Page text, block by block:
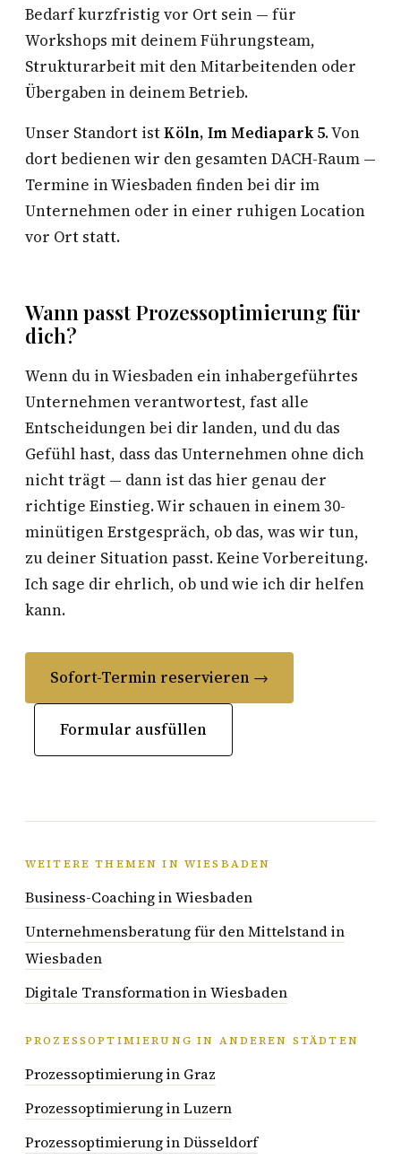
Bedarf kurzfristig vor Ort sein — für
Workshops mit deinem Führungsteam,
Strukturarbeit mit den Mitarbeitenden oder
Übergaben in deinem Betrieb.
Unser Standort istKöln, Im Mediapark 5. Von
dort bedienen wir den gesamten DACH-Raum —
Termine in Wiesbaden finden bei dir im
Unternehmen oder in einer ruhigen Location
vor Ort statt.
Wann passt Prozessoptimierung für
dich?
Wenn du in Wiesbaden ein inhabergeführtes
Unternehmen verantwortest, fast alle
Entscheidungen bei dir landen, und du das
Gefühl hast, dass das Unternehmen ohne dich
nicht trägt — dann ist das hier genau der
richtige Einstieg. Wir schauen in einem 30-
minütigen Erstgespräch, ob das, was wir tun,
zu deiner Situation passt. Keine Vorbereitung.
Ich sage dir ehrlich, ob und wie ich dir helfen
kann.
Sofort-Termin reservieren →
Formular ausfüllen
WEITERE THEMEN IN WIESBADEN
Business-Coaching in Wiesbaden
Unternehmensberatung für den Mittelstand in
Wiesbaden
Digitale Transformation in Wiesbaden
PROZESSOPTIMIERUNG IN ANDEREN STÄDTEN
Prozessoptimierung in Graz
Prozessoptimierung in Luzern
Prozessoptimierung in Düsseldorf